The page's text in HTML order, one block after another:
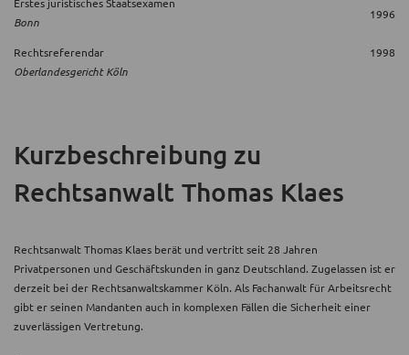
Bonn
1996
Rechtsreferendar
Oberlandesgericht Köln
1998
Kurzbeschreibung zu
Rechtsanwalt Thomas Klaes
Rechtsanwalt Thomas Klaes berät und vertritt seit 28 Jahren
Privatpersonen und Geschäftskunden in ganz Deutschland. Zugelassen ist er
derzeit bei der Rechtsanwaltskammer Köln. Als Fachanwalt für Arbeitsrecht
gibt er seinen Mandanten auch in komplexen Fällen die Sicherheit einer
zuverlässigen Vertretung.